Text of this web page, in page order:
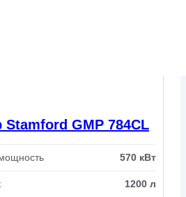
Stamford GMP 784CL
570 кВт
1200 л